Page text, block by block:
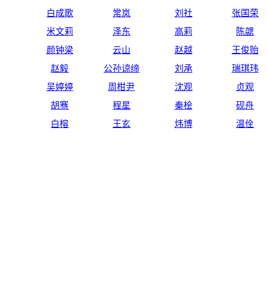
白成歌
常岚 刘社
张国荣
米文莉
泽东 高莉
陈勰
颜钟梁
云山 赵越
王俊贻
赵毅
公孙谅缔 刘承
瑞琪玮
吴婷婷
周柑尹 沈观
贞观
胡骞
程星 秦桧
砚舟
白榕
王玄 炜博 温佺